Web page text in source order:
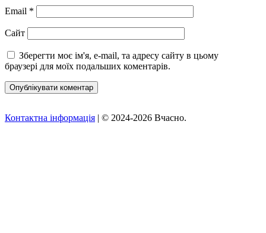
Email *
Сайт
Зберегти моє ім'я, e-mail, та адресу сайту в цьому
браузері для моїх подальших коментарів.
Контактна інформація | © 2024-2026 Вчасно.